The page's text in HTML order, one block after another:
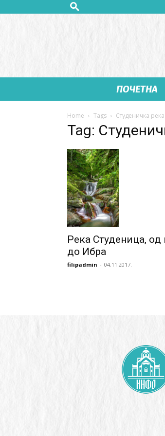
ПОЧЕТНА
Home Tags Студеничка река
Tag:
Река Студеница, од
до Ибра
filipadmin - 04.11.2017.